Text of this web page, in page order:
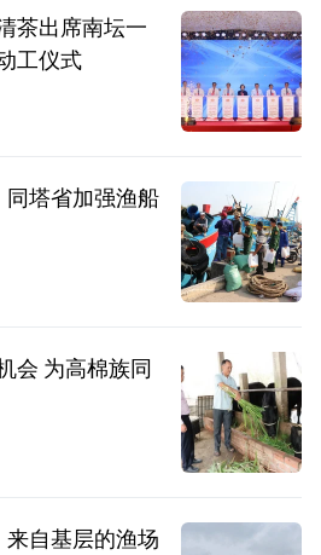
茶出席南坛一
工仪式
同塔省加强渔船
会 为高棉族同
来自基层的渔场